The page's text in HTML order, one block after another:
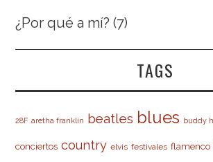
¿Por qué a mí? (7)
TAGS
28F aretha franklin beatles blues buddy
conciertos country elvis festivales flamenco